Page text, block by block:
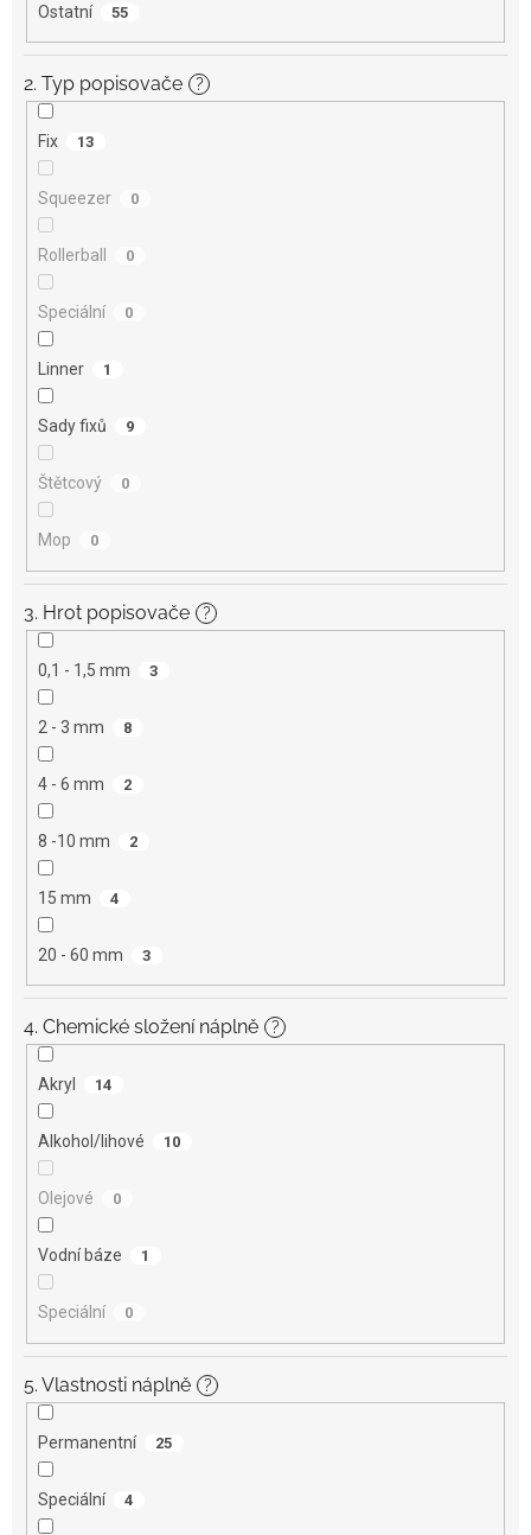
Ostatní 55
2. Typ popisovače ?
Fix 13
Squeezer 0
Rollerball 0
Speciální 0
Linner 1
Sady fixů 9
Štětcový 0
Mop 0
3. Hrot popisovače ?
0,1 - 1,5 mm 3
2 - 3 mm 8
4 - 6 mm 2
8 -10 mm 2
15 mm 4
20 - 60 mm 3
4. Chemické složení náplně ?
Akryl 14
Alkohol/lihové 10
Olejové 0
Vodní báze 1
Speciální 0
5. Vlastnosti náplně ?
Permanentní 25
Speciální 4